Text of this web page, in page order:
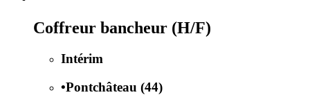
Coffreur bancheur (H/F)
Intérim
•Pontchâteau (44)